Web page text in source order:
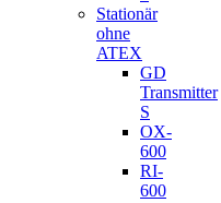
Stationär
ohne
ATEX
GD
Transmitter
S
OX-
600
RI-
600